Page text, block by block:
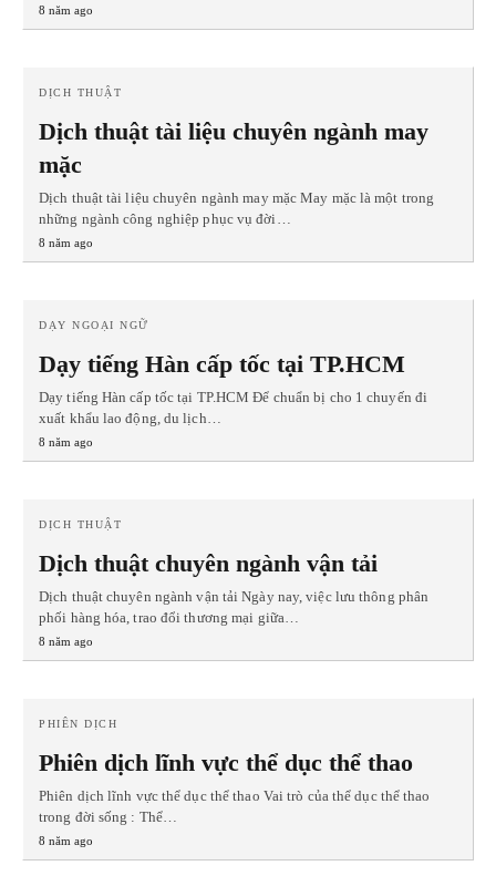
8 năm ago
DỊCH THUẬT
Dịch thuật tài liệu chuyên ngành may
mặc
Dịch thuật tài liệu chuyên ngành may mặc May mặc là một trong
những ngành công nghiệp phục vụ đời…
8 năm ago
DẠY NGOẠI NGỮ
Dạy tiếng Hàn cấp tốc tại TP.HCM
Dạy tiếng Hàn cấp tốc tại TP.HCM Để chuẩn bị cho 1 chuyến đi
xuất khẩu lao động, du lịch…
8 năm ago
DỊCH THUẬT
Dịch thuật chuyên ngành vận tải
Dịch thuật chuyên ngành vận tải Ngày nay, việc lưu thông phân
phối hàng hóa, trao đổi thương mại giữa…
8 năm ago
PHIÊN DỊCH
Phiên dịch lĩnh vực thể dục thể thao
Phiên dịch lĩnh vực thể dục thể thao Vai trò của thể dục thể thao
trong đời sống : Thể…
8 năm ago